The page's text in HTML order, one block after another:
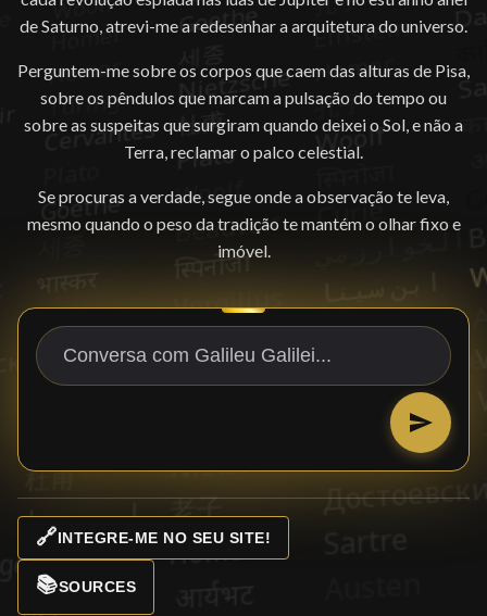
de Saturno, atrevi-me a redesenhar a arquitetura do universo.
Perguntem-me sobre os corpos que caem das alturas de Pisa,
sobre os pêndulos que marcam a pulsação do tempo ou
sobre as suspeitas que surgiram quando deixei o Sol, e não a
Terra, reclamar o palco celestial.
Se procuras a verdade, segue onde a observação te leva,
mesmo quando o peso da tradição te mantém o olhar fixo e
imóvel.
🔗INTEGRE-ME NO SEU SITE!
📚SOURCES